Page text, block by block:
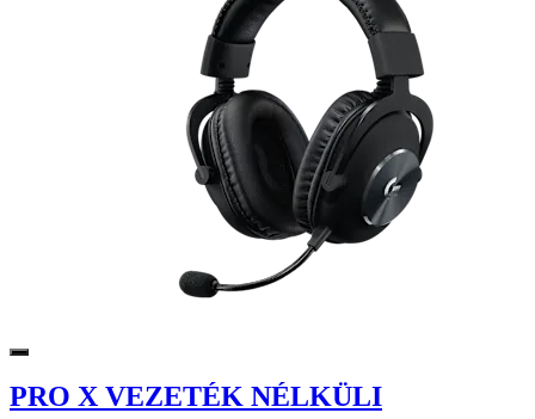
PRO X VEZETÉK NÉLKÜLI